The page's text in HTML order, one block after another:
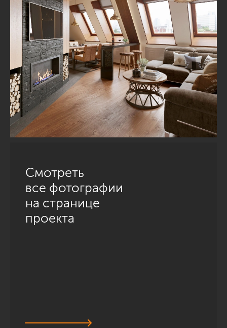
Смотреть
все фотографии
на странице
проекта